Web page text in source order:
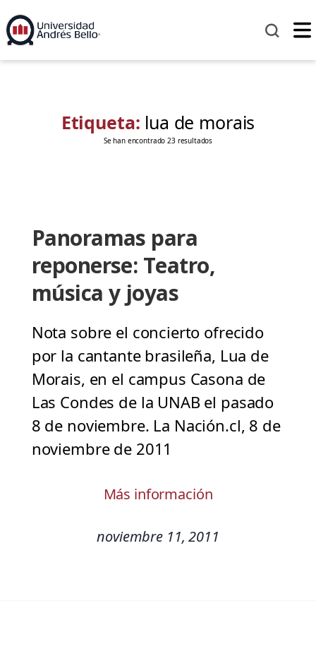
Etiqueta: lua de morais
Se han encontrado 23 resultados
Panoramas para
reponerse: Teatro,
música y joyas
Nota sobre el concierto ofrecido
por la cantante brasileña, Lua de
Morais, en el campus Casona de
Las Condes de la UNAB el pasado
8 de noviembre. La Nación.cl, 8 de
noviembre de 2011
Más información
noviembre 11, 2011